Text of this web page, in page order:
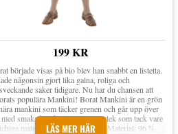
199 KR
LÄS MER HÄR
började visas på bio blev han snabbt en listetta.
någonsin gjort lika galna, roliga och
saker tidigare. Nu har du chansen att
populära Mankini! Borat Mankini är en grön
mankini som täcker grenen och går upp över
smaka band. Finns i en storlek som tack vare
materialet passar de flesta. Material: 96 %